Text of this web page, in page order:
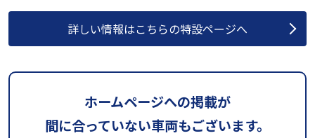
詳しい情報はこちらの特設ページへ
ホームページへの掲載が
間に合っていない車両もございます。